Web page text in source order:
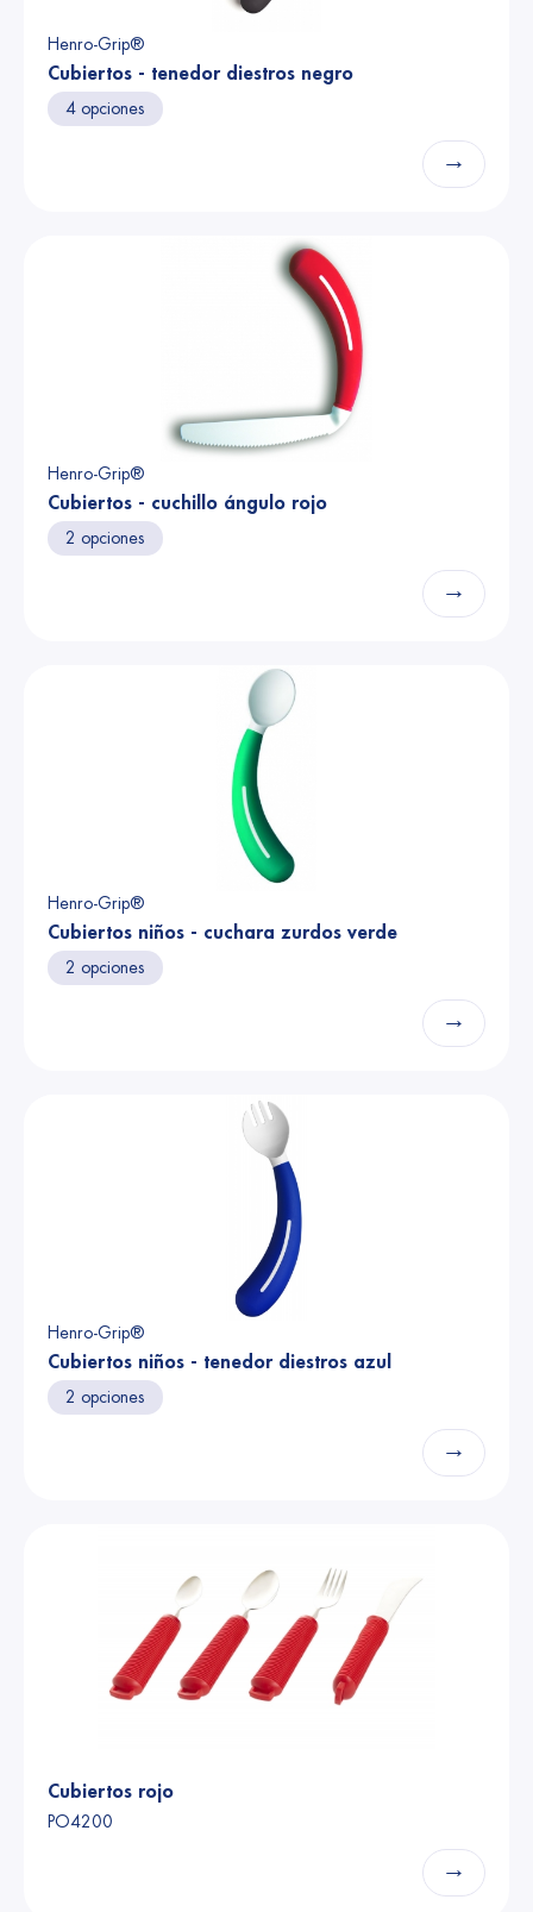
Henro-Grip®
Cubiertos - tenedor diestros negro
4 opciones
→
Henro-Grip®
Cubiertos - cuchillo ángulo rojo
2 opciones
→
Henro-Grip®
Cubiertos niños - cuchara zurdos verde
2 opciones
→
Henro-Grip®
Cubiertos niños - tenedor diestros azul
2 opciones
→
Cubiertos rojo
PO4200
→